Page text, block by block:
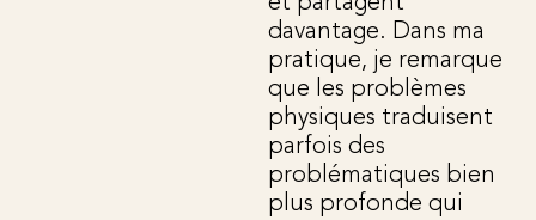
davantage. Dans ma
pratique, je remarque
que les problèmes
physiques traduisent
parfois des
problématiques bien
plus profonde qui